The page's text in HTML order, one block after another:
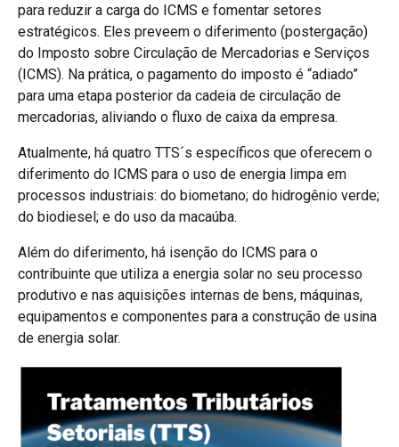
para reduzir a carga do ICMS e fomentar setores
estratégicos. Eles preveem o diferimento (postergação)
do Imposto sobre Circulação de Mercadorias e Serviços
(ICMS). Na prática, o pagamento do imposto é “adiado”
para uma etapa posterior da cadeia de circulação de
mercadorias, aliviando o fluxo de caixa da empresa.
Atualmente, há quatro TTS´s específicos que oferecem o
diferimento do ICMS para o uso de energia limpa em
processos industriais: do biometano; do hidrogênio verde;
do biodiesel; e do uso da macaúba.
Além do diferimento, há isenção do ICMS para o
contribuinte que utiliza a energia solar no seu processo
produtivo e nas aquisições internas de bens, máquinas,
equipamentos e componentes para a construção de usina
de energia solar.